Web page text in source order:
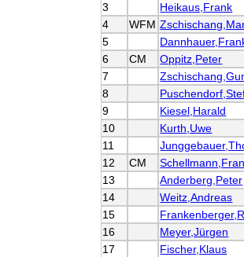
3
Heikaus,Frank
4
WFM
5
6
CM Oppitz,Peter
7
8
9
Kiesel,Harald
10
Kurth,Uwe
11
12
CM
13
Anderberg,Peter
14
Weitz,Andreas
15
16
Meyer,Jürgen
17
Fischer,Klaus